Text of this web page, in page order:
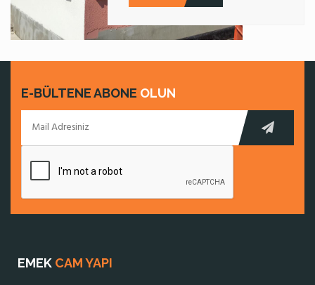
E-BÜLTENE ABONE OLUN
EMEK CAM YAPI